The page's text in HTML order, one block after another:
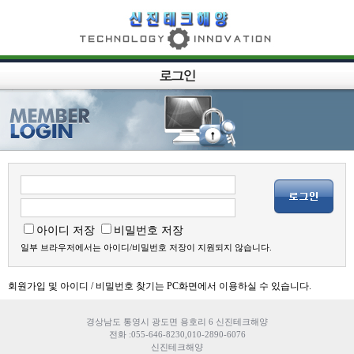
아이디 저장 비밀번호 저장
일부 브라우저에서는 아이디/비밀번호 저장이 지원되지 않습니다.
회원가입 및 아이디 / 비밀번호 찾기는 PC화면에서 이용하실 수 있습니다.
경상남도 통영시 광도면 용호리 6 신진테크해양
전화 :055-646-8230,010-2890-6076
신진테크해양